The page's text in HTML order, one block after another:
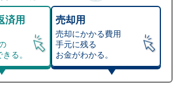
済用
る。
売却用
売却にかかる費用
手元に残る
お金がわかる。
額シミュレーション
ン売却シミュレーター